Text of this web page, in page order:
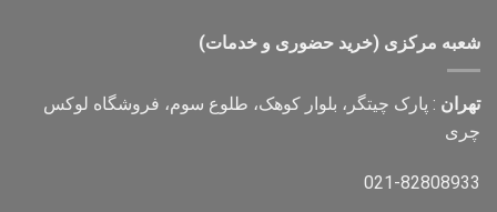
شعبه مرکزی (خرید حضوری و خدمات)
تهران : پارک چیتگر، بلوار کوهک، طلوع سوم، فروشگاه لوکس
چری
021-82808933